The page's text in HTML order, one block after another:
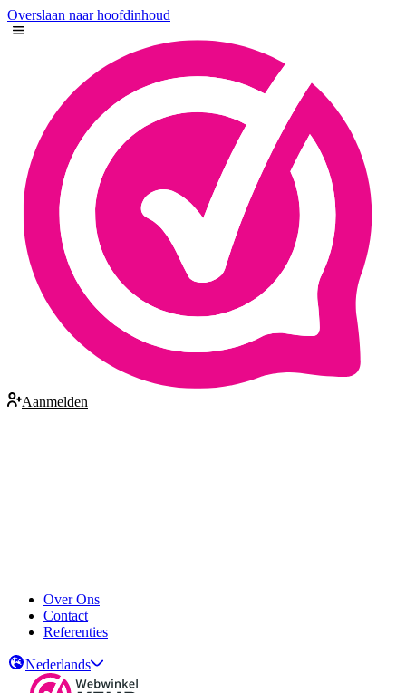
Overslaan naar hoofdinhoud
Aanmelden
Over Ons
Contact
Referenties
Nederlands